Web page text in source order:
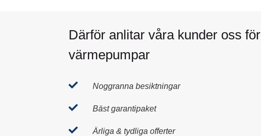
Därför anlitar våra kunder oss för
värmepumpar
 Noggranna besiktningar
 Bäst garantipaket
 Ärliga & tydliga offerter